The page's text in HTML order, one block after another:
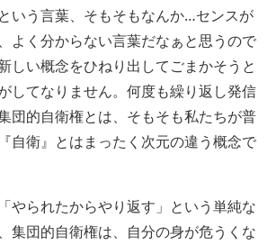
いう言葉、そもそもなんか…センスが
よく分からない言葉だなぁと思うので
しい概念をひねり出してごまかそうと
してなりません。何度も繰り返し発信
団的自衛権とは、そもそも私たちが普
自衛』とはまったく次元の違う概念で
やられたからやり返す」という単純な
集団的自衛権は、自分の身が危うくな